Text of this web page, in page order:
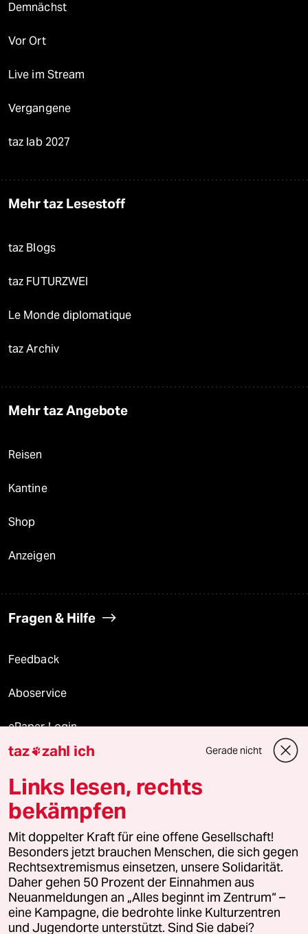
Demnächst
Vor Ort
Live im Stream
Vergangene
taz lab 2027
Mehr taz Lesestoff
taz Blogs
taz FUTURZWEI
Le Monde diplomatique
taz Archiv
Mehr taz Angebote
Reisen
Kantine
Shop
Anzeigen
Fragen & Hilfe
Feedback
Aboservice
ePaper Login
Downloads für Abonnierende
© 2026 taz Verlags und Vertriebs GmbH
Alle Rechte vorbehalten. Bei rechtlichen Fragen oder für Genehmigungen
wenden Sie sich bitte an
lizenzen@taz.de
Feedback Redaktionsstatut Kommune-Richtlinien
Leitlinie Informant Datenschutz Impressum AGB
taz zahl ich Gerade nicht
Links lesen, rechts
bekämpfen
Mit doppelter Kraft für eine offene Gesellschaft!
Besonders jetzt brauchen Menschen, die sich gegen
Rechtsextremismus einsetzen, unsere Solidarität.
Daher gehen 50 Prozent der Einnahmen aus
Neuanmeldungen an „Alles beginnt im Zentrum“ –
eine Kampagne, die bedrohte linke Kulturzentren
und Jugendorte unterstützt. Sind Sie dabei?